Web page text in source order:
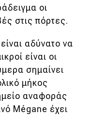
οι
στις πόρτες.
αδύνατο να
είναι οι
σημαίνει
μήκος
αναφοράς
Mégane έχει